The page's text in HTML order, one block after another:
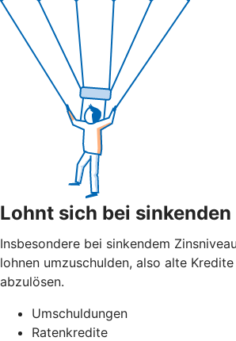
Lohnt sich bei sinkenden
Insbesondere bei sinkendem
lohnen umzuschulden, also alte
abzulösen.
Umschuldungen
Ratenkredite